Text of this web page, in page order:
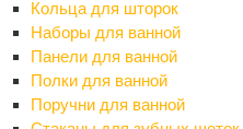
Кольца для шторок
Наборы для ванной
Панели для ванной
Полки для ванной
Поручни для ванной
Гидроизоляция
Назад
Гидроизоляция
Битумные мастики
Битумный праймер